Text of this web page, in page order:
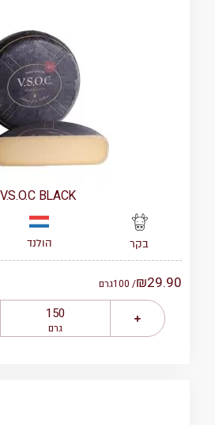
V.S.O.C BLACK
בקר הולנד
₪29.90
/ 100 גרם
גרם